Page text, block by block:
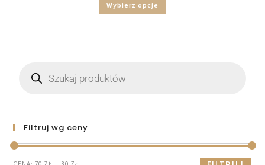
Wybierz opcje
Filtruj wg ceny